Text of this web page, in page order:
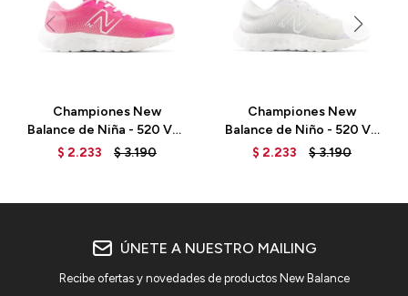
Championes New
Balance de Niña - 520 V8-
GP520PK8 - HI-PINK
$ 2.233 $3.190
Championes New
Balance de Niño - 520 V8
- GP520WW8 - WHITE
$ 2.233 $3.190
ÚNETE A NUESTRO MAILING
Recibe ofertas y novedades de productos New Balance